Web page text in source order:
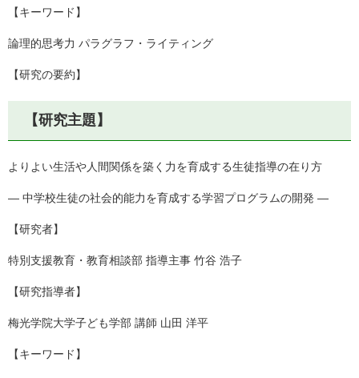
【キーワード】
論理的思考力 パラグラフ・ライティング
【研究の要約】
【研究主題】
よりよい生活や人間関係を築く力を育成する生徒指導の在り方
― 中学校生徒の社会的能力を育成する学習プログラムの開発 ―
【研究者】
特別支援教育・教育相談部 指導主事 竹谷 浩子
【研究指導者】
梅光学院大学子ども学部 講師 山田 洋平
【キーワード】